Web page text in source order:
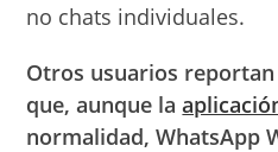
no chats individuales.
Otros usuarios
que, aunque la
normalidad, WhatsApp